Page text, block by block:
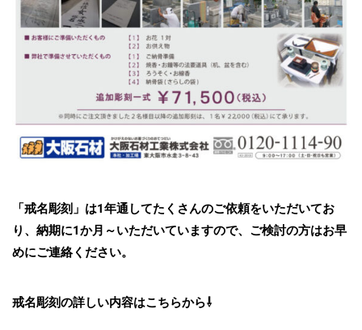
「戒名彫刻」は1年通してたくさんのご依頼をいただいてお
り、納期に1か月～いただいていますので、ご検討の方はお早
めにご連絡ください。
戒名彫刻の詳しい内容はこちらから⇩